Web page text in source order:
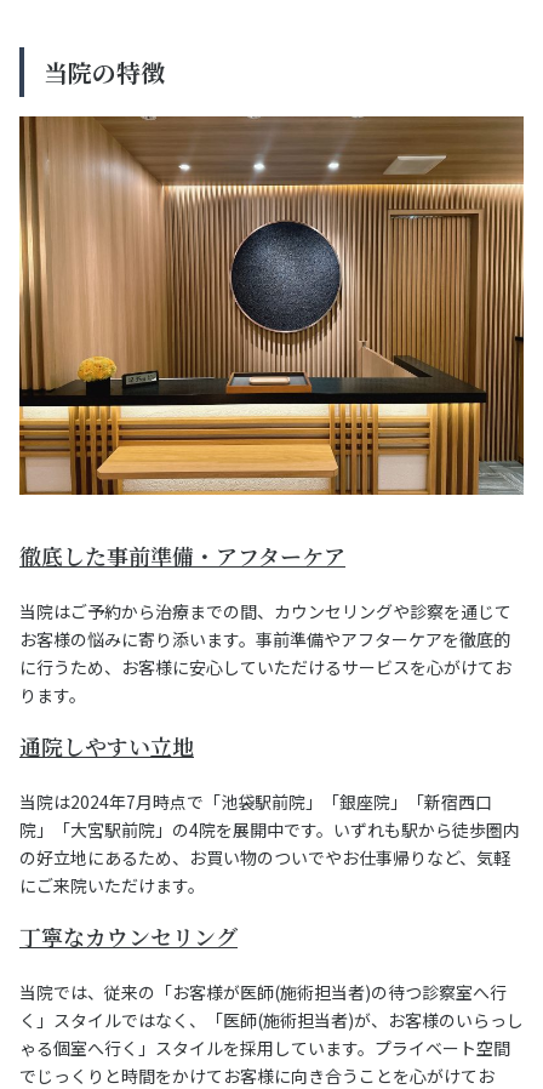
当院の特徴
徹底した事前準備・アフターケア
当院はご予約から治療までの間、カウンセリングや診察を通じて
お客様の悩みに寄り添います。事前準備やアフターケアを徹底的
に行うため、お客様に安心していただけるサービスを心がけてお
ります。
通院しやすい立地
当院は2024年7月時点で「池袋駅前院」「銀座院」「新宿西口
院」「大宮駅前院」の4院を展開中です。いずれも駅から徒歩圏内
の好立地にあるため、お買い物のついでやお仕事帰りなど、気軽
にご来院いただけます。
丁寧なカウンセリング
当院では、従来の「お客様が医師(施術担当者)の待つ診察室へ行
く」スタイルではなく、「医師(施術担当者)が、お客様のいらっし
ゃる個室へ行く」スタイルを採用しています。プライベート空間
でじっくりと時間をかけてお客様に向き合うことを心がけてお